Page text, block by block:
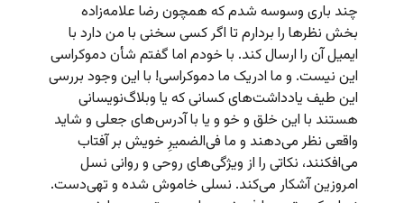
چند باری وسوسه شدم که همچون رضا علامه‌زاده
بخش نظرها را بردارم تا اگر کسی سخنی با من دارد با
ایمیل آن را ارسال کند. با خودم اما گفتم شأن دموکراسی
این نیست. و ما ادریک ما دموکراسی! با این وجود بررسی
این طیف یادداشت‌های کسانی که یا وبلاگ‌نویسانی
هستند با این خلق و خو و یا با آدرس‌های جعلی و شاید
واقعی نظر می‌دهند و ما فی‌الضمیرِ خویش بر آفتاب
می‌افکنند، نکاتی را از ویژگی‌های روحی و روانی نسل
امروزین آشکار می‌کند. نسلی خاموش شده و تهی‌دست.